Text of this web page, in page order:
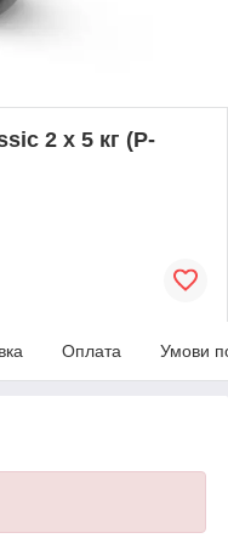
2 x 5 кг (P-
Оплата Умови